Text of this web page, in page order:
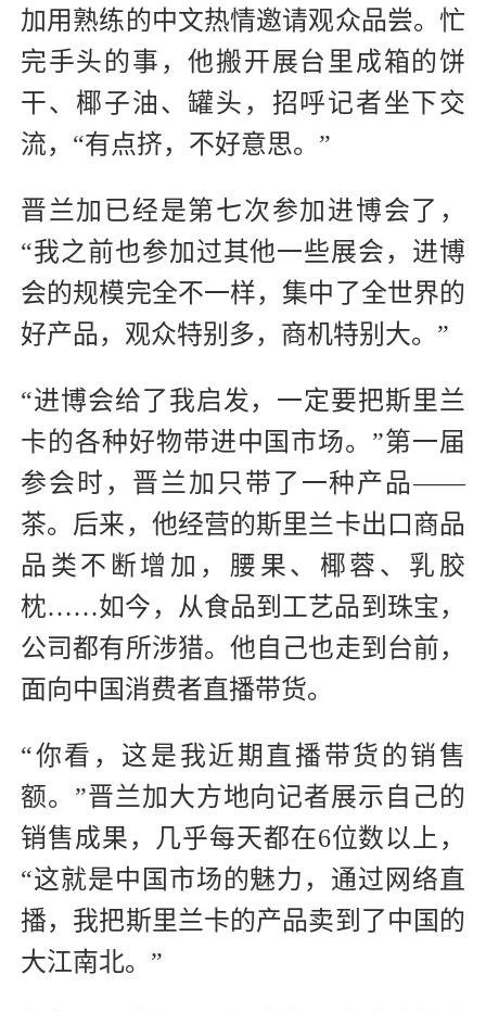
加用熟练的中文热情邀请观众品尝。忙
完手头的事，他搬开展台里成箱的饼
干、椰子油、罐头，招呼记者坐下交
流，“有点挤，不好意思。”
晋兰加已经是第七次参加进博会了，
“我之前也参加过其他一些展会，进博
会的规模完全不一样，集中了全世界的
好产品，观众特别多，商机特别大。”
“进博会给了我启发，一定要把斯里兰
卡的各种好物带进中国市场。”第一届
参会时，晋兰加只带了一种产品——
茶。后来，他经营的斯里兰卡出口商品
品类不断增加，腰果、椰蓉、乳胶
枕……如今，从食品到工艺品到珠宝，
公司都有所涉猎。他自己也走到台前，
面向中国消费者直播带货。
“你看，这是我近期直播带货的销售
额。”晋兰加大方地向记者展示自己的
销售成果，几乎每天都在6位数以上，
“这就是中国市场的魅力，通过网络直
播，我把斯里兰卡的产品卖到了中国的
大江南北。”